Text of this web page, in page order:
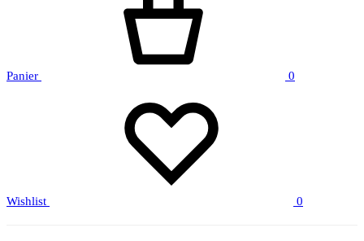
Panier 0
Wishlist 0